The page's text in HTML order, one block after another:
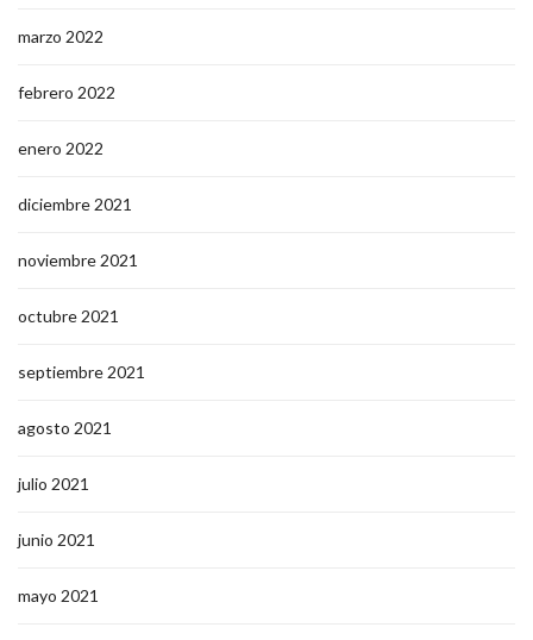
marzo 2022
febrero 2022
enero 2022
diciembre 2021
noviembre 2021
octubre 2021
septiembre 2021
agosto 2021
julio 2021
junio 2021
mayo 2021